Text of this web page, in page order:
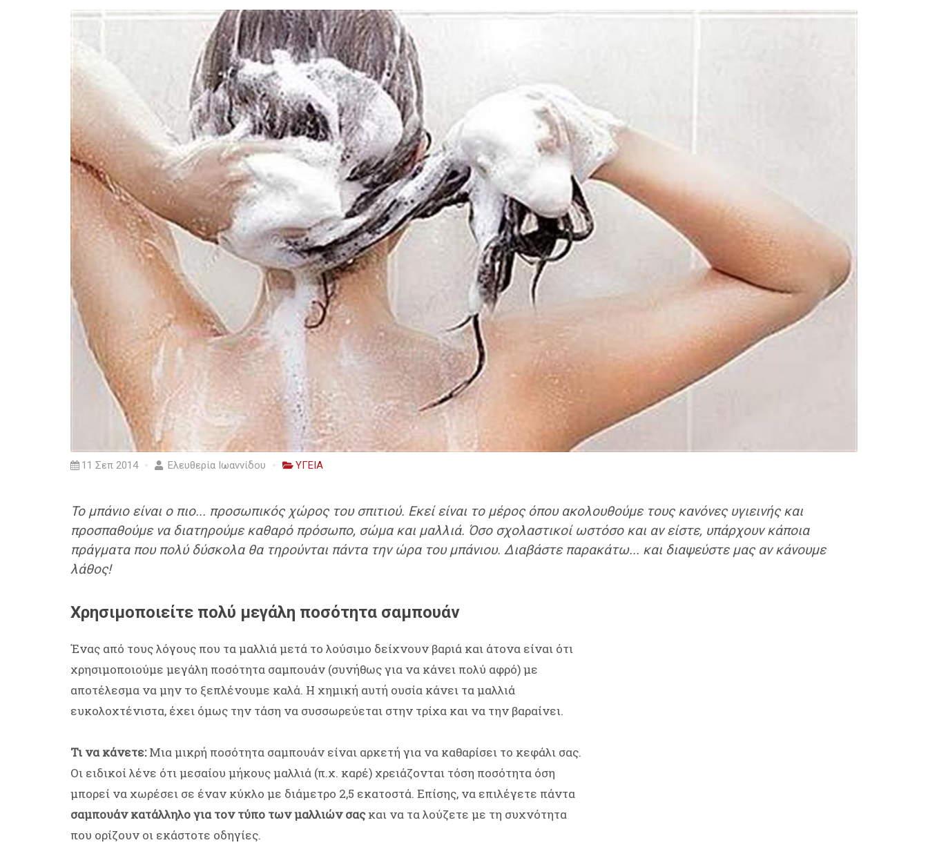
11 Σεπ 2014 Ελευθερία Ιωαννίδου ΥΓΕΙΑ
Το μπάνιο είναι ο πιο... προσωπικός χώρος του σπιτιού. Εκεί είναι το μέρος όπου ακολουθούμε τους κανόνες υγιεινής και
προσπαθούμε να διατηρούμε καθαρό πρόσωπο, σώμα και μαλλιά. Όσο σχολαστικοί ωστόσο και αν είστε, υπάρχουν κάποια
πράγματα που πολύ δύσκολα θα τηρούνται πάντα την ώρα του μπάνιου. Διαβάστε παρακάτω... και διαψεύστε μας αν κάνουμε
λάθος!
Χρησιμοποιείτε πολύ μεγάλη ποσότητα σαμπουάν
Ένας από τους λόγους που τα μαλλιά μετά το λούσιμο δείχνουν βαριά και άτονα είναι ότι
χρησιμοποιούμε μεγάλη ποσότητα σαμπουάν (συνήθως για να κάνει πολύ αφρό) με
αποτέλεσμα να μην το ξεπλένουμε καλά. Η χημική αυτή ουσία κάνει τα μαλλιά
ευκολοχτένιστα, έχει όμως την τάση να συσσωρεύεται στην τρίχα και να την βαραίνει.
Τι να κάνετε:Μια μικρή ποσότητα σαμπουάν είναι αρκετή για να καθαρίσει το κεφάλι σας.
Οι ειδικοί λένε ότι μεσαίου μήκους μαλλιά (π.χ. καρέ) χρειάζονται τόση ποσότητα όση
μπορεί να χωρέσει σε έναν κύκλο με διάμετρο 2,5 εκατοστά. Επίσης, να επιλέγετε πάντα
σαμπουάν κατάλληλο για τον τύπο των μαλλιών σαςκαι να τα λούζετε με τη συχνότητα
που ορίζουν οι εκάστοτε οδηγίες.